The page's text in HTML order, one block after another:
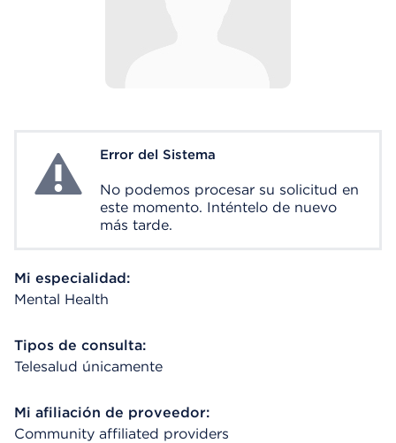
System ErrorError del Sistema
No podemos procesar su solicitud en
este momento. Inténtelo de nuevo
más tarde.
Mi especialidad:
Mental Health
Tipos de consulta:
Telesalud únicamente
Mi afiliación de proveedor:
Community affiliated providers